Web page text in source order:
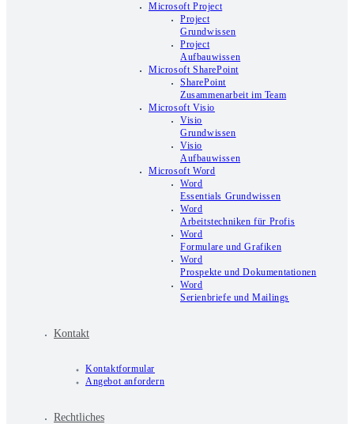
Microsoft Project
Project
Grundwissen
Project
Aufbauwissen
Microsoft SharePoint
SharePoint
Zusammenarbeit im Team
Microsoft Visio
Visio
Grundwissen
Visio
Aufbauwissen
Microsoft Word
Word
Essentials Grundwissen
Word
Arbeitstechniken für Profis
Word
Formulare und Grafiken
Word
Prospekte und Dokumentationen
Word
Serienbriefe und Mailings
Kontakt
Kontaktformular
Angebot anfordern
Rechtliches